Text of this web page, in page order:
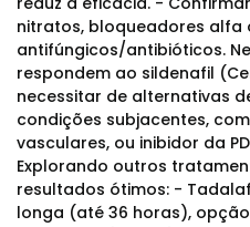
nitratos, bloqueadores alfa
antifúngicos/antibióticos.
respondem ao sildenafil
necessitar de alternativas
condições subjacentes,
vasculares, ou inibidor da
Explorando outros
resultados ótimos: -
longa (até 36 horas),